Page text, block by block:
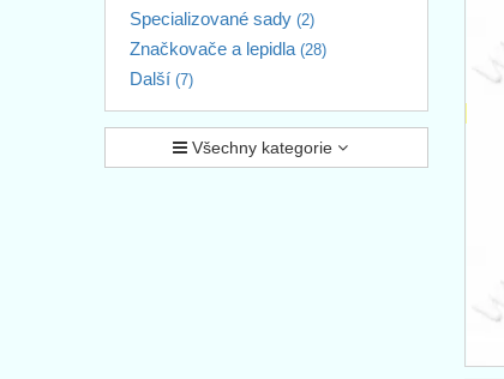
Specializované sady (2)
Značkovače a lepidla (28)
Další (7)
Všechny kategorie